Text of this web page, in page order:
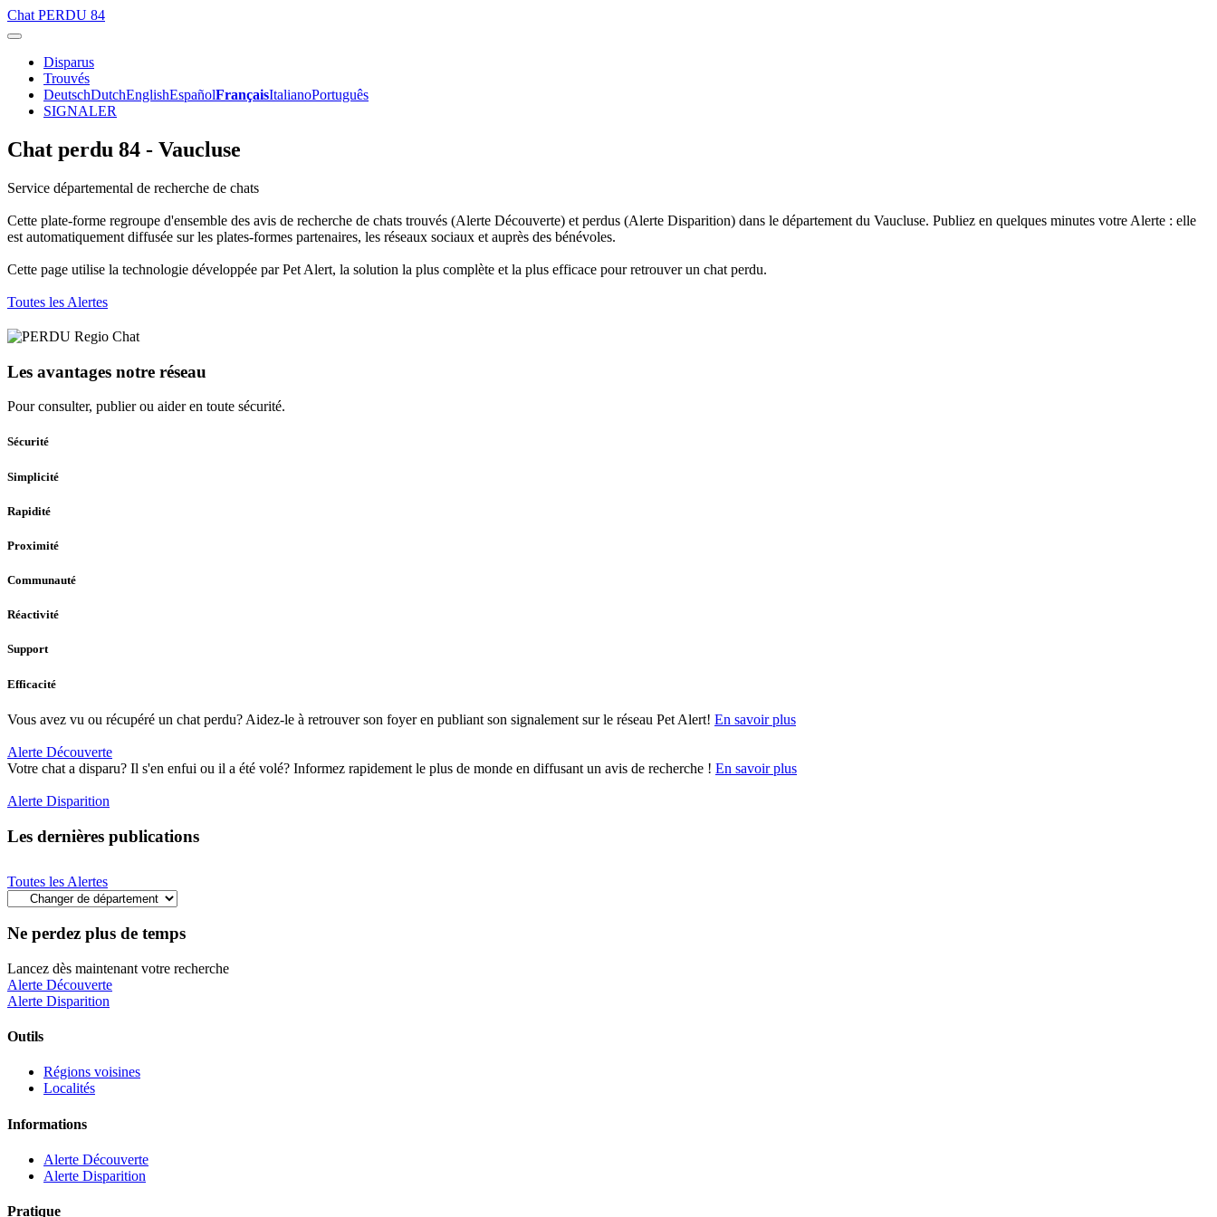
Chat PERDU 84
Disparus
Trouvés
DeutschDutchEnglishEspañolFrançaisItalianoPortuguês
SIGNALER
Chat perdu 84 - Vaucluse
Service départemental de recherche de chats
Cette plate-forme regroupe d'ensemble des avis de recherche de chats trouvés (Alerte Découverte) et perdus (Alerte Disparition) dans le département du Vaucluse. Publiez en quelques minutes votre Alerte : elle
est automatiquement diffusée sur les plates-formes partenaires, les réseaux sociaux et auprès des bénévoles.
Cette page utilise la technologie développée par Pet Alert, la solution la plus complète et la plus efficace pour retrouver un chat perdu.
Toutes les Alertes
Les avantages notre réseau
Pour consulter, publier ou aider en toute sécurité.
Sécurité
Simplicité
Rapidité
Proximité
Communauté
Réactivité
Support
Efficacité
Vous avez vu ou récupéré un chat perdu? Aidez-le à retrouver son foyer en publiant son signalement sur le réseau Pet Alert! En savoir plus
Alerte Découverte
Votre chat a disparu? Il s'en enfui ou il a été volé? Informez rapidement le plus de monde en diffusant un avis de recherche ! En savoir plus
Alerte Disparition
Les dernières publications
Toutes les Alertes
Ne perdez plus de temps
Lancez dès maintenant votre recherche
Alerte Découverte
Alerte Disparition
Outils
Régions voisines
Localités
Informations
Alerte Découverte
Alerte Disparition
Pratique